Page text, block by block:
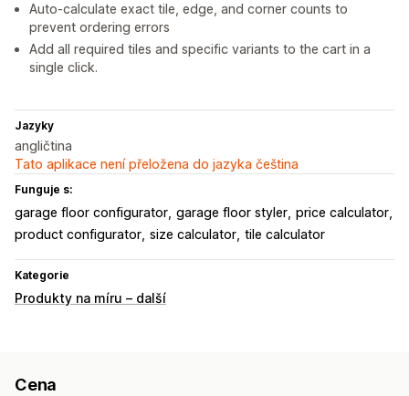
Auto-calculate exact tile, edge, and corner counts to
prevent ordering errors
Add all required tiles and specific variants to the cart in a
single click.
Jazyky
angličtina
Tato aplikace není přeložena do jazyka čeština
Funguje s:
garage floor configurator garage floor styler price calculator
product configurator size calculator tile calculator
Kategorie
Produkty na míru – další
Cena